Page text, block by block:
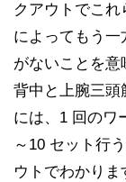
クアウトでこ
によってもう一
がないことを意
背中と上腕三頭
には、1 回のワ
～10 セット行
ウトでわかりま